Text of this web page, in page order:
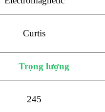
Curtis
Trọng lượng
245